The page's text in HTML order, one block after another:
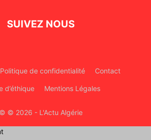
SUIVEZ NOUS
Politique de confidentialité Contact
d’éthique Mentions Légales
© © 2026 - L'Actu Algérie